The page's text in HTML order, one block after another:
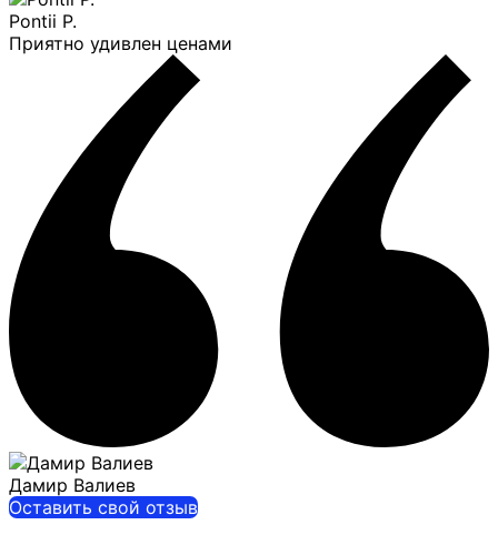
Pontii P.
Приятно удивлен ценами
Дамир Валиев
Оставить свой отзыв